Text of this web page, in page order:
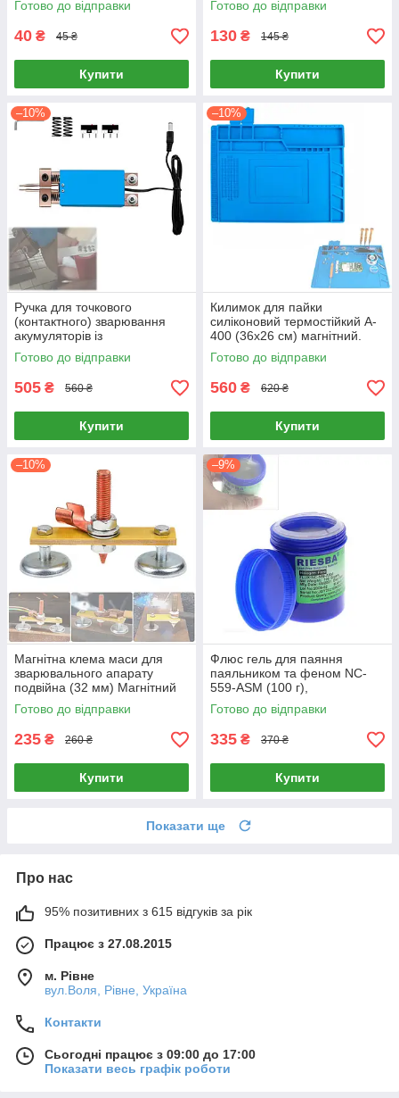
Готово до відправки
40 ₴ 45 ₴
Купити
Готово до відправки
130 ₴ 145 ₴
Купити
–10%
Ручка для точкового
(контактного) зварювання
акумуляторів із
мікровимикачем та
пружинами запасними
пружинами та мікриками
Готово до відправки
505 ₴ 560 ₴
Купити
–10%
Килимок для пайки
силіконовий термостійкий A-
400 (36х26 см) магнітний.
Органайзер майстра з
комірками та лінійкою
Готово до відправки
560 ₴ 620 ₴
Купити
–10%
Магнітна клема маси для
зварювального апарату
подвійна (32 мм) Магнітний
затискач заземлення з двома
магнітами
Готово до відправки
235 ₴ 260 ₴
Купити
–9%
Флюс гель для паяння
паяльником та феном NC-
559-ASM (100 г),
безвідмивний для BGA та
SMD
Готово до відправки
335 ₴ 370 ₴
Купити
Показати ще
Про нас
95% позитивних з 615 відгуків за рік
Працює з 27.08.2015
м. Рівне
вул.Воля, Рівне, Україна
Контакти
Сьогодні працює з 09:00 до 17:00
Показати весь графік роботи